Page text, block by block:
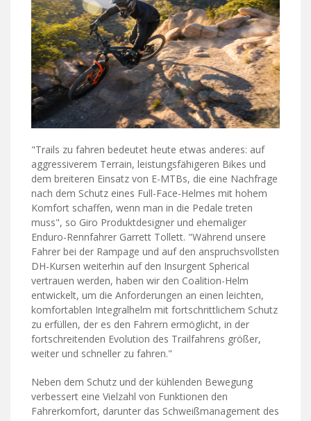
"Trails zu fahren bedeutet heute etwas anderes: auf
aggressiverem Terrain, leistungsfähigeren Bikes und
dem breiteren Einsatz von E-MTBs, die eine Nachfrage
nach dem Schutz eines Full-Face-Helmes mit hohem
Komfort schaffen, wenn man in die Pedale treten
muss", so Giro Produktdesigner und ehemaliger
Enduro-Rennfahrer Garrett Tollett. "Während unsere
Fahrer bei der Rampage und auf den anspruchsvollsten
DH-Kursen weiterhin auf den Insurgent Spherical
vertrauen werden, haben wir den Coalition-Helm
entwickelt, um die Anforderungen an einen leichten,
komfortablen Integralhelm mit fortschrittlichem Schutz
zu erfüllen, der es den Fahrern ermöglicht, in der
fortschreitenden Evolution des Trailfahrens größer,
weiter und schneller zu fahren."
Neben dem Schutz und der kühlenden Bewegung
verbessert eine Vielzahl von Funktionen den
Fahrerkomfort, darunter das Schweißmanagement des